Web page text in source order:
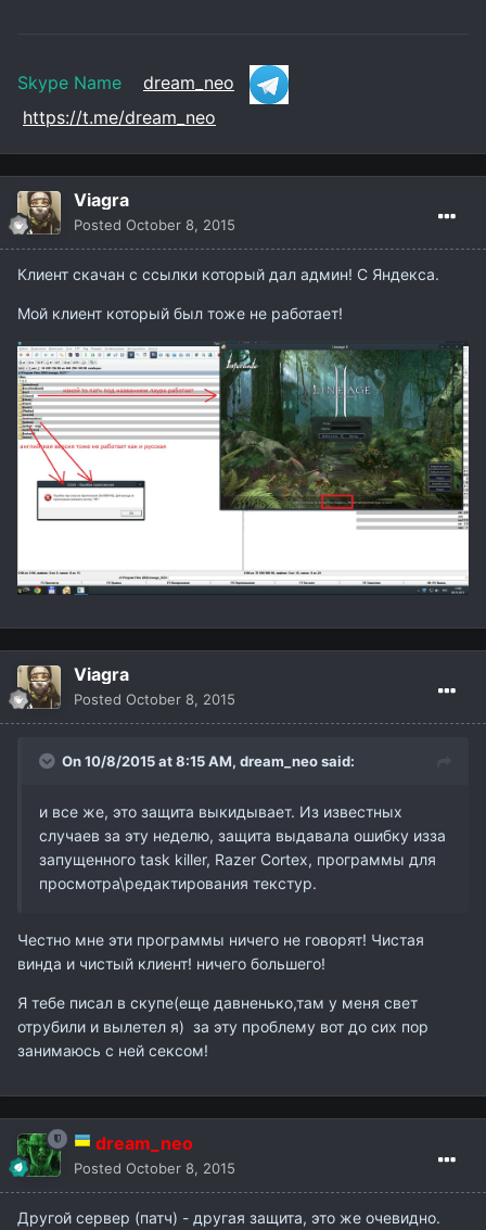
Skype Name dream_neo
https://t.me/dream_neo
Viagra
Posted October 8, 2015
Клиент скачан с ссылки который дал админ! С Яндекса.
Мой клиент который был тоже не работает!
Viagra
Posted October 8, 2015
On 10/8/2015 at 8:15 AM, dream_neosaid:
и все же, это защита выкидывает. Из известных
случаев за эту неделю, защита выдавала ошибку изза
запущенного task killer, Razer Cortex, программы для
просмотра\редактирования текстур.
Честно мне эти программы ничего не говорят! Чистая
винда и чистый клиент! ничего большего!
Я тебе писал в скупе(еще давненько,там у меня свет
отрубили и вылетел я) за эту проблему вот до сих пор
занимаюсь с ней сексом!
dream_neo
Posted October 8, 2015
Другой сервер (патч) - другая защита, это же очевидно.